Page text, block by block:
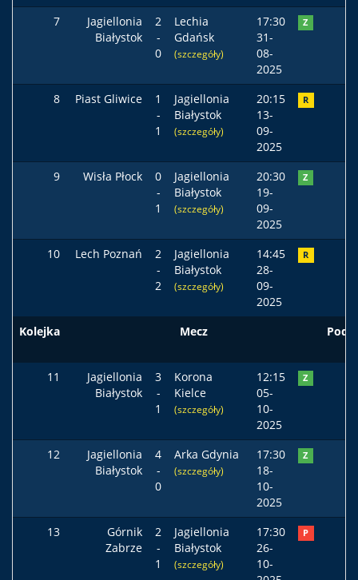
7
Jagiellonia
Białystok
2
-
0
Lechia
Gdańsk
(szczegóły)
17:30
31-
08-
2025
Z
8 Piast Gliwice
1
-
1
Jagiellonia
Białystok
(szczegóły)
20:15
13-
09-
2025
R
9 Wisła Płock
0
-
1
Jagiellonia
Białystok
(szczegóły)
20:30
19-
09-
2025
Z
10 Lech Poznań
2
-
2
Jagiellonia
Białystok
(szczegóły)
14:45
28-
09-
2025
R
Kolejka Mecz Podst
11
Jagiellonia
Białystok
3
-
1
Korona
Kielce
(szczegóły)
12:15
05-
10-
2025
Z
12
Jagiellonia
Białystok
4
-
0
Arka Gdynia
(szczegóły)
17:30
18-
10-
2025
Z
13
Górnik
Zabrze
2
-
1
Jagiellonia
Białystok
(szczegóły)
17:30
26-
10-
P